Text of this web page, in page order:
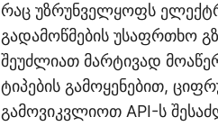
რაც უზრუნველყოფს
გადამოწმების უსაფრთხო
შეუძლიათ მარტივად
ტიპების გამოყენებით,
გამოვიკვლიოთ API-ს